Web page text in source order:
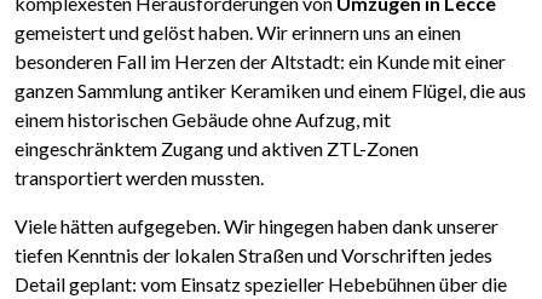
gemeistert und gelöst haben. Wir erinnern uns an einen
besonderen Fall im Herzen der Altstadt: ein Kunde mit einer
ganzen Sammlung antiker Keramiken und einem Flügel, die aus
einem historischen Gebäude ohne Aufzug, mit
eingeschränktem Zugang und aktiven ZTL-Zonen
transportiert werden mussten.
Viele hätten aufgegeben. Wir hingegen haben dank unserer
tiefen Kenntnis der lokalen Straßen und Vorschriften jedes
Detail geplant: vom Einsatz spezieller Hebebühnen über die